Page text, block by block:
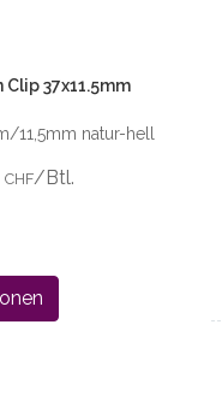
37x11.5mm
11,5mm natur-hell
CHF/Btl.